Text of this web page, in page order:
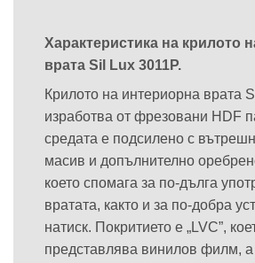
Характеристика на крилото
врата Sil Lux 3011P.
Крилото на интериорна врата
изработва от фрезовани HDF
средата е подсилено с
масив и допълнително
което спомага за по-дълга
вратата, както и за по-добра
натиск. Покритието е „LVC”,
представлява винилов филм,